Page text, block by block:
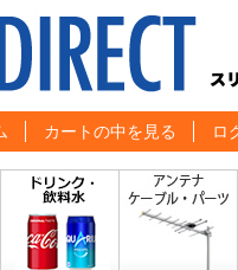
カートの中を見る ロ